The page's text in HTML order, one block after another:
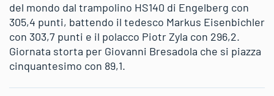
del mondo dal trampolino HS140 di Engelberg con
305,4 punti, battendo il tedesco Markus Eisenbichler
con 303,7 punti e il polacco Piotr Zyla con 296,2.
Giornata storta per Giovanni Bresadola che si piazza
cinquantesimo con 89,1.